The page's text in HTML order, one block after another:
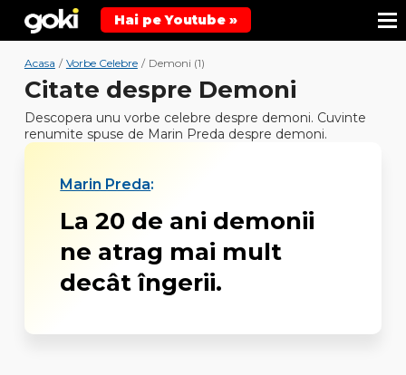
Hai pe Youtube »
Acasa / Vorbe Celebre / Demoni (1)
Citate despre Demoni
Descopera unu vorbe celebre despre demoni. Cuvinte
renumite spuse de Marin Preda despre demoni.
Marin Preda:
La 20 de ani demonii
ne atrag mai mult
decât îngerii.